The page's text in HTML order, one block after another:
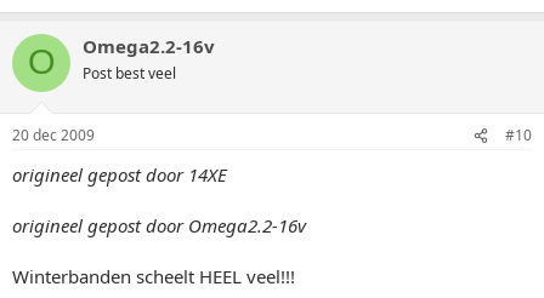
O Omega2.2-16v
Post best veel
20 dec 2009 #10
origineel gepost door 14XE
origineel gepost door Omega2.2-16v
Winterbanden scheelt HEEL veel!!!